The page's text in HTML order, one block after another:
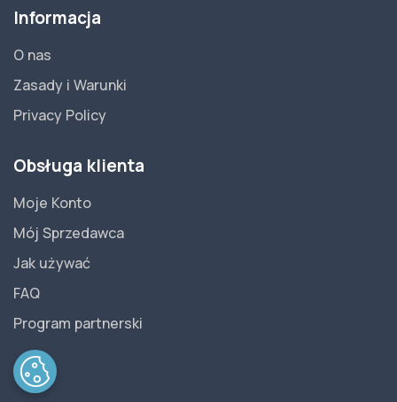
Informacja
O nas
Zasady i Warunki
Privacy Policy
Obsługa klienta
Moje Konto
Mój Sprzedawca
Jak używać
FAQ
Program partnerski